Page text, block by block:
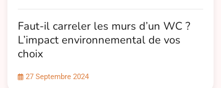
Faut-il carreler les murs d’un WC ?
L’impact environnemental de vos
choix
27 Septembre 2024